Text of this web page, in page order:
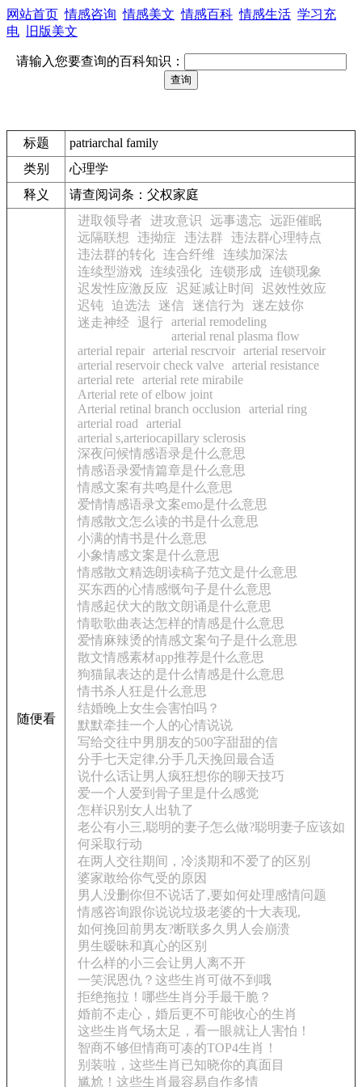
网站首页 情感咨询 情感美文 情感百科 情感生活 学习充
电
旧版美文
请输入您要查询的百科知识：
标题
patriarchal family
类别
心理学
释义
请查阅词条：父权家庭
随便看
进取领导者 进攻意识 远事遗忘
远距催眠
远隔联想
违拗症 违法群
违法群心理特点
违法群的转化 连合纤维
连续加深法
连续型游戏
连续强化 连锁形成 连锁现象
迟发性应激反应
迟延减让时间
迟效性效应
迟钝 迫选法 迷信 迷信行为
迷左妓你
迷走神经 退行
arterial remodeling
arterial renal plasma flow
arterial repair arterial rescrvoir arterial reservoir
arterial reservoir check valve arterial resistance
arterial rete arterial rete mirabile
Arterial rete of elbow joint
Arterial retinal branch occlusion
arterial ring
arterial road
arterial
arterial s,arteriocapillary sclerosis
深夜问候情感语录是什么意思
情感语录爱情篇章是什么意思
情感文案有共鸣是什么意思
爱情情感语录文案emo是什么意思
情感散文怎么读的书是什么意思
小满的情书是什么意思
小象情感文案是什么意思
情感散文精选朗读稿子范文是什么意思
买东西的心情感慨句子是什么意思
情感起伏大的散文朗诵是什么意思
情歌歌曲表达怎样的情感是什么意思
爱情麻辣烫的情感文案句子是什么意思
散文情感素材app推荐是什么意思
狗猫鼠表达的是什么情感是什么意思
情书杀人狂是什么意思
结婚晚上女生会害怕吗？
默默牵挂一个人的心情说说
写给交往中男朋友的500字甜甜的信
分手七天定律,分手几天挽回最合适
说什么话让男人疯狂想你的聊天技巧
爱一个人爱到骨子里是什么感觉
怎样识别女人出轨了
老公有小三,聪明的妻子怎么做?聪明妻子应该如
何采取行动
在两人交往期间，冷淡期和不爱了的区别
婆家敢给你气受的原因
男人没删你但不说话了,要如何处理感情问题
情感咨询跟你说说垃圾老婆的十大表现,
如何挽回前男友?断联多久男人会崩溃
男生暧昧和真心的区别
什么样的小三会让男人离不开
一笑泯恩仇？这些生肖可做不到哦
拒绝拖拉！哪些生肖分手最干脆？
婚前不走心，婚后更不可能收心的生肖
这些生肖气场太足，看一眼就让人害怕！
智商不够但情商可凑的TOP4生肖！
别装啦，这些生肖已知晓你的真面目
尴尬！这些生肖最容易自作多情